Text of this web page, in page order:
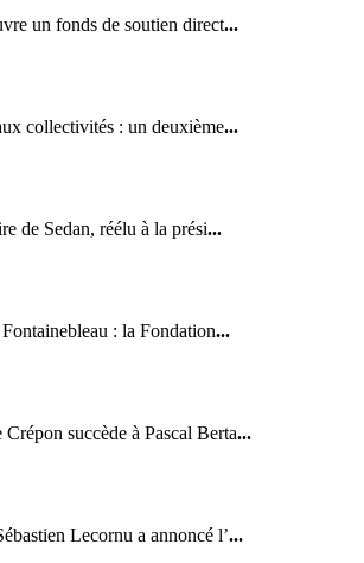
un fonds de soutien direct...
collectivités : un deuxième...
de Sedan, réélu à la prési...
: la Fondation...
succède à Pascal Berta...
Lecornu a annoncé l’...